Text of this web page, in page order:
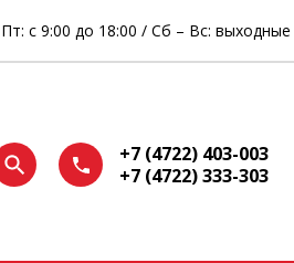
с 9:00 до 18:00 / Сб – Вс: выходные
+7 (4722) 403-003
+7 (4722) 333-303